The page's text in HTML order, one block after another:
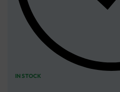
IN STOCK